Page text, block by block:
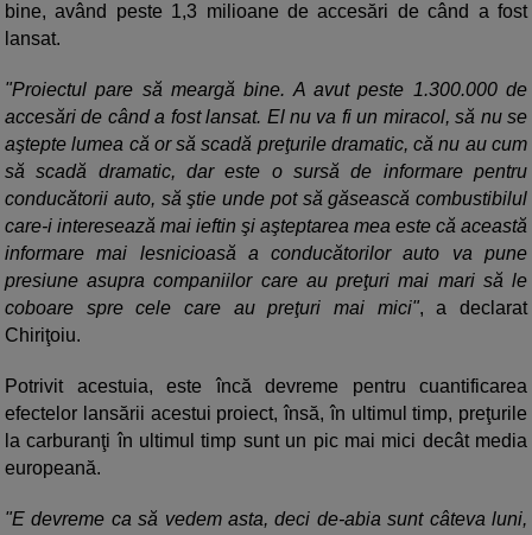
bine, având peste 1,3 milioane de accesări de când a fost
lansat.
"Proiectul pare să meargă bine. A avut peste 1.300.000 de
accesări de când a fost lansat. El nu va fi un miracol, să nu se
aştepte lumea că or să scadă preţurile dramatic, că nu au cum
să scadă dramatic, dar este o sursă de informare pentru
conducătorii auto, să ştie unde pot să găsească combustibilul
care-i interesează mai ieftin şi aşteptarea mea este că această
informare mai lesnicioasă a conducătorilor auto va pune
presiune asupra companiilor care au preţuri mai mari să le
coboare spre cele care au preţuri mai mici", a declarat
Chiriţoiu.
Potrivit acestuia, este încă devreme pentru cuantificarea
efectelor lansării acestui proiect, însă, în ultimul timp, preţurile
la carburanţi în ultimul timp sunt un pic mai mici decât media
europeană.
"E devreme ca să vedem asta, deci de-abia sunt câteva luni,